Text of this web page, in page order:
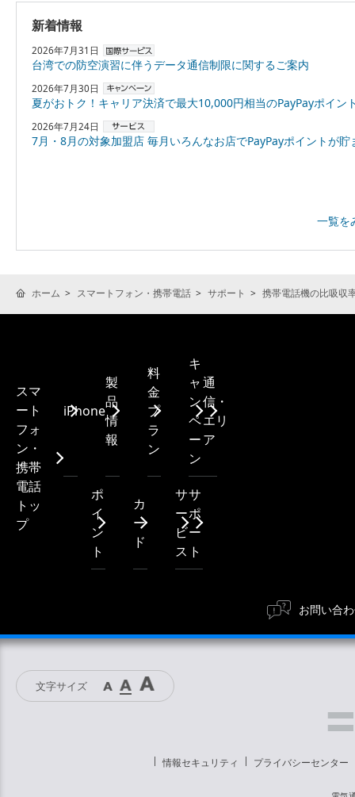
新着情報
2026年7月31日
台湾での防空演習に伴うデータ通信制限に関するご案内
2026年7月30日
夏がおトク！キャリア決済で最大10,000円相当のPayPayポイントプレゼント
2026年7月24日
7月・8月の対象加盟店 毎月いろんなお店でPayPayポイントが貯まる！「スーパーPayPayクーポ
一覧を
ホーム スマートフォン・携帯電話 サポート 携帯電話機の比吸収
スマ
ート
フォ
ン・
携帯
電話
トッ
プ
iPhone
製
品
情
報
料
金
プ
ラ
ン
キ
ャ
ン
ペ
ー
ン
通
信・
エリ
ア
ポ
イ
ン
ト
カ
ー
ド
サ
ー
ビ
ス
サ
ポ
ー
ト
お問い合
文字サイズ
情報セキュリティ プライバシーセンター